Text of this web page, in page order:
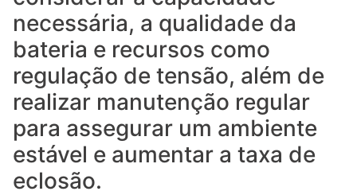
necessária, a qualidade da
bateria e recursos como
regulação de tensão, além de
realizar manutenção regular
para assegurar um ambiente
estável e aumentar a taxa de
eclosão.